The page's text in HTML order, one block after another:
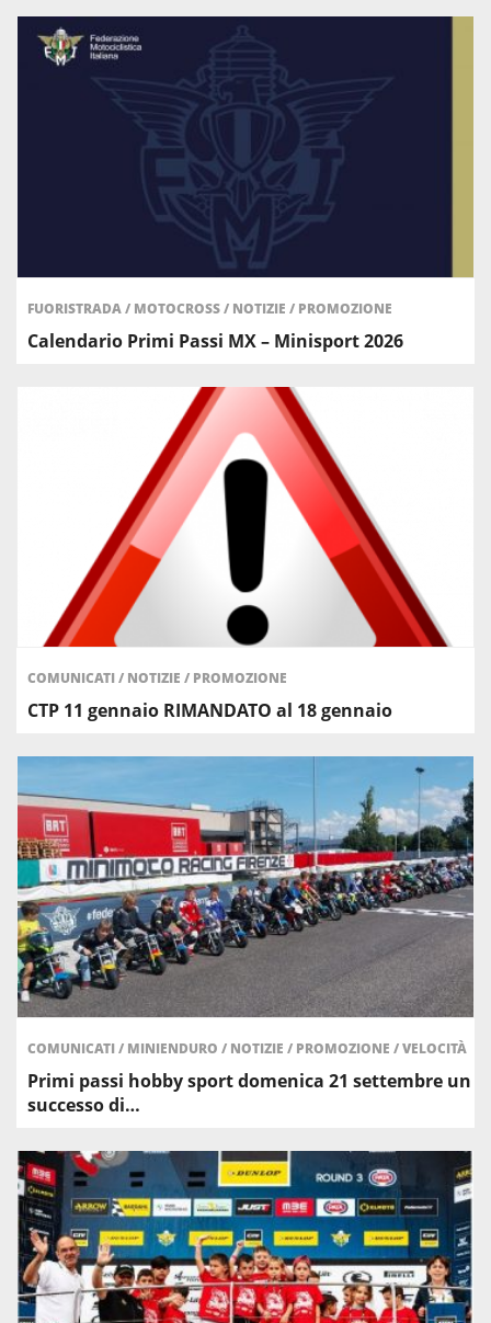
FUORISTRADA/ MOTOCROSS/ NOTIZIE / PROMOZIONE
Calendario Primi Passi MX – Minisport 2026
COMUNICATI/ NOTIZIE / PROMOZIONE
CTP 11 gennaio RIMANDATO al 18 gennaio
COMUNICATI/ MINIENDURO / NOTIZIE / PROMOZIONE /VELOCITÀ
Primi passi hobby sport domenica 21 settembre un
successo di…